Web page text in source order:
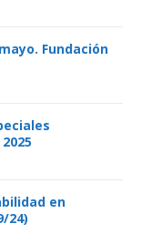
Fundación
en
24)